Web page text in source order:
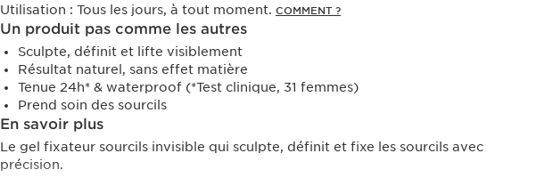
Utilisation : Tous les jours, à tout moment. COMMENT ?
Un produit pas comme les autres
Sculpte, définit et lifte visiblement
Résultat naturel, sans effet matière
Tenue 24h* & waterproof (*Test clinique, 31 femmes)
Prend soin des sourcils
En savoir plus
Le gel fixateur sourcils invisible qui sculpte, définit et fixe les sourcils avec
précision.